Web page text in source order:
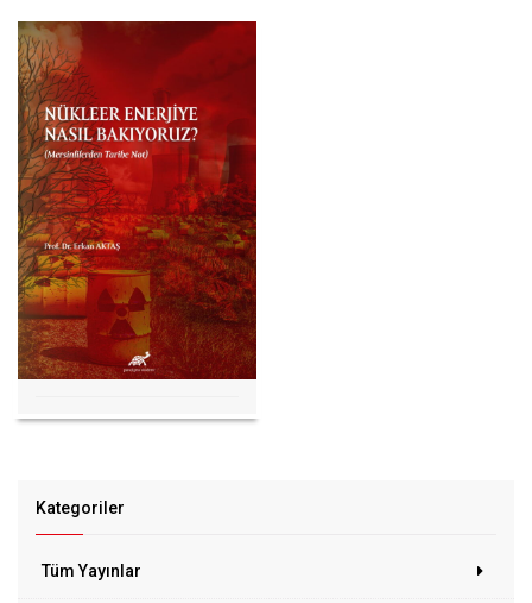
Kategoriler
Tüm Yayınlar